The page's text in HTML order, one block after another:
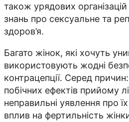
також урядових
знань про сексуальне та
здоров’я.
Багато жінок, які хочуть
використовують жодні
контрацепції. Серед
побічних ефектів прийому
неправильні уявлення про
вплив на фертильність